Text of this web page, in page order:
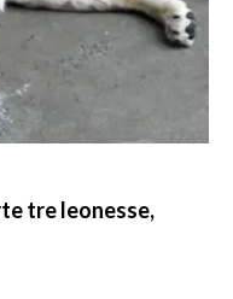
tre leonesse,